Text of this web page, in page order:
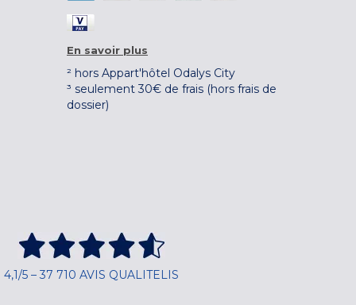
En savoir plus
² hors Appart'hôtel Odalys City
³ seulement 30€ de frais (hors frais de
dossier)
4,1/5 – 37 710 AVIS QUALITELIS